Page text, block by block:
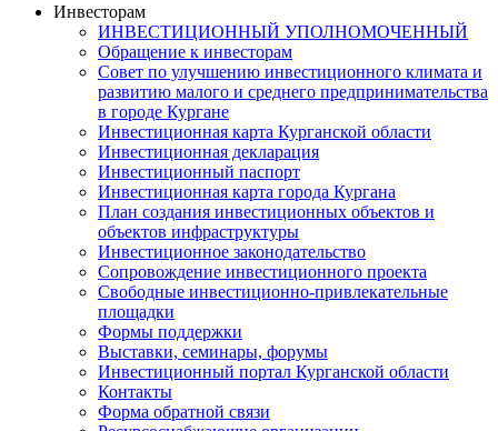
Инвесторам
ИНВЕСТИЦИОННЫЙ УПОЛНОМОЧЕННЫЙ
Обращение к инвесторам
Совет по улучшению инвестиционного климата и
развитию малого и среднего предпринимательства
в городе Кургане
Инвестиционная карта Курганской области
Инвестиционная декларация
Инвестиционный паспорт
Инвестиционная карта города Кургана
План создания инвестиционных объектов и
объектов инфраструктуры
Инвестиционное законодательство
Сопровождение инвестиционного проекта
Свободные инвестиционно-привлекательные
площадки
Формы поддержки
Выставки, семинары, форумы
Инвестиционный портал Курганской области
Контакты
Форма обратной связи